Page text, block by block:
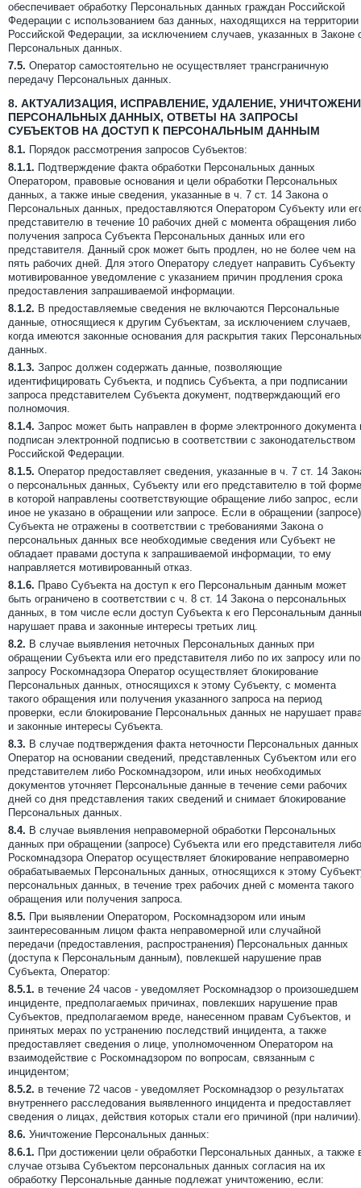
обеспечивает обработку Персональных данных граждан Российской
Федерации с использованием баз данных, находящихся на территории
Российской Федерации, за исключением случаев, указанных в Законе
Персональных данных.
7.5. Оператор самостоятельно не осуществляет трансграничную
передачу Персональных данных.
8. АКТУАЛИЗАЦИЯ, ИСПРАВЛЕНИЕ, УДАЛЕНИЕ,
ПЕРСОНАЛЬНЫХ ДАННЫХ, ОТВЕТЫ НА ЗАПРОСЫ
СУБЪЕКТОВ НА ДОСТУП К ПЕРСОНАЛЬНЫМ ДАННЫМ
8.1. Порядок рассмотрения запросов Субъектов:
8.1.1. Подтверждение факта обработки Персональных данных
Оператором, правовые основания и цели обработки Персональных
данных, а также иные сведения, указанные в ч. 7 ст. 14 Закона о
Персональных данных, предоставляются Оператором Субъекту или
представителю в течение 10 рабочих дней с момента обращения либо
получения запроса Субъекта Персональных данных или его
представителя. Данный срок может быть продлен, но не более чем на
пять рабочих дней. Для этого Оператору следует направить Субъекту
мотивированное уведомление с указанием причин продления срока
предоставления запрашиваемой информации.
8.1.2. В предоставляемые сведения не включаются Персональные
данные, относящиеся к другим Субъектам, за исключением случаев,
когда имеются законные основания для раскрытия таких
данных.
8.1.3. Запрос должен содержать данные, позволяющие
идентифицировать Субъекта, и подпись Субъекта, а при подписании
запроса представителем Субъекта документ, подтверждающий его
полномочия.
8.1.4. Запрос может быть направлен в форме электронного документа
подписан электронной подписью в соответствии с законодательством
Российской Федерации.
8.1.5. Оператор предоставляет сведения, указанные в ч. 7 ст. 14
о персональных данных, Субъекту или его представителю в той
в которой направлены соответствующие обращение либо запрос, если
иное не указано в обращении или запросе. Если в обращении (запросе)
Субъекта не отражены в соответствии с требованиями Закона о
персональных данных все необходимые сведения или Субъект не
обладает правами доступа к запрашиваемой информации, то ему
направляется мотивированный отказ.
8.1.6. Право Субъекта на доступ к его Персональным данным может
быть ограничено в соответствии с ч. 8 ст. 14 Закона о персональных
данных, в том числе если доступ Субъекта к его Персональным
нарушает права и законные интересы третьих лиц.
8.2. В случае выявления неточных Персональных данных при
обращении Субъекта или его представителя либо по их запросу или по
запросу Роскомнадзора Оператор осуществляет блокирование
Персональных данных, относящихся к этому Субъекту, с момента
такого обращения или получения указанного запроса на период
проверки, если блокирование Персональных данных не нарушает
и законные интересы Субъекта.
8.3. В случае подтверждения факта неточности Персональных данных
Оператор на основании сведений, представленных Субъектом или его
представителем либо Роскомнадзором, или иных необходимых
документов уточняет Персональные данные в течение семи рабочих
дней со дня представления таких сведений и снимает блокирование
Персональных данных.
8.4. В случае выявления неправомерной обработки Персональных
данных при обращении (запросе) Субъекта или его представителя либо
Роскомнадзора Оператор осуществляет блокирование неправомерно
обрабатываемых Персональных данных, относящихся к этому
персональных данных, в течение трех рабочих дней с момента такого
обращения или получения запроса.
8.5. При выявлении Оператором, Роскомнадзором или иным
заинтересованным лицом факта неправомерной или случайной
передачи (предоставления, распространения) Персональных данных
(доступа к Персональным данным), повлекшей нарушение прав
Субъекта, Оператор:
8.5.1. в течение 24 часов - уведомляет Роскомнадзор о произошедшем
инциденте, предполагаемых причинах, повлекших нарушение прав
Субъектов, предполагаемом вреде, нанесенном правам Субъектов, и
принятых мерах по устранению последствий инцидента, а также
предоставляет сведения о лице, уполномоченном Оператором на
взаимодействие с Роскомнадзором по вопросам, связанным с
инцидентом;
8.5.2. в течение 72 часов - уведомляет Роскомнадзор о результатах
внутреннего расследования выявленного инцидента и предоставляет
сведения о лицах, действия которых стали его причиной (при наличии).
8.6. Уничтожение Персональных данных:
8.6.1. При достижении цели обработки Персональных данных, а также
случае отзыва Субъектом персональных данных согласия на их
обработку Персональные данные подлежат уничтожению, если: